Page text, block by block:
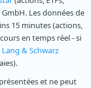
Les données de
15 minutes (actions,
en temps réel - si
Lang & Schwarz
et ne peut